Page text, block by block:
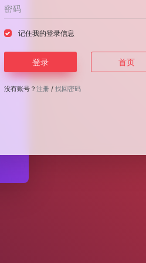
记住我的登录信息
登录 首页
没有账号？注册 /找回密码